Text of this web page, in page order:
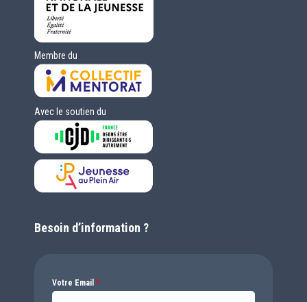
Membre du
Avec le soutien du
Besoin d’information ?
Votre Email *